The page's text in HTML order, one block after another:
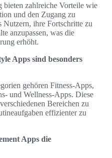
zahlreiche Vorteile wie
und den Zugang zu
Nutzern, ihre Fortschritte zu
anzupassen, was die
erhöht.
Apps sind besonders
gehören Fitness-Apps,
und Wellness-Apps. Diese
Bereichen zu
effizienter zu
Apps die